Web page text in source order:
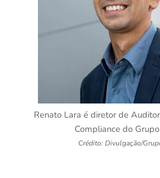
Renato Lara é diretor de
Compliance do
Crédito: Divulgação/